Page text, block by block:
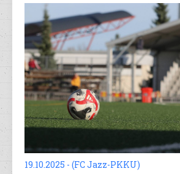
19.10.2025 - (FC Jazz-PKKU)